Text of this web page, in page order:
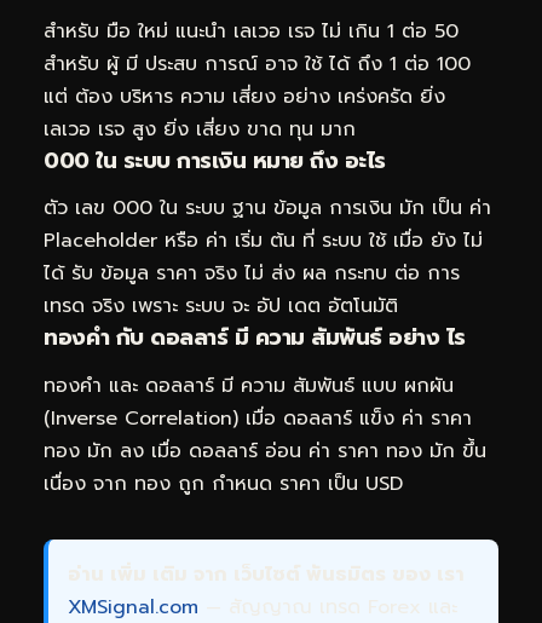
สำหรับ มือ ใหม่ แนะนำ เลเวอ เรจ ไม่ เกิน 1 ต่อ 50
สำหรับ ผู้ มี ประสบ การณ์ อาจ ใช้ ได้ ถึง 1 ต่อ 100
แต่ ต้อง บริหาร ความ เสี่ยง อย่าง เคร่งครัด ยิ่ง
เลเวอ เรจ สูง ยิ่ง เสี่ยง ขาด ทุน มาก
000 ใน ระบบ การเงิน หมาย ถึง อะไร
ตัว เลข 000 ใน ระบบ ฐาน ข้อมูล การเงิน มัก เป็น ค่า
Placeholder หรือ ค่า เริ่ม ต้น ที่ ระบบ ใช้ เมื่อ ยัง ไม่
ได้ รับ ข้อมูล ราคา จริง ไม่ ส่ง ผล กระทบ ต่อ การ
เทรด จริง เพราะ ระบบ จะ อัป เดต อัตโนมัติ
ทองคำ กับ ดอลลาร์ มี ความ สัมพันธ์ อย่าง ไร
ทองคำ และ ดอลลาร์ มี ความ สัมพันธ์ แบบ ผกผัน
(Inverse Correlation) เมื่อ ดอลลาร์ แข็ง ค่า ราคา
ทอง มัก ลง เมื่อ ดอลลาร์ อ่อน ค่า ราคา ทอง มัก ขึ้น
เนื่อง จาก ทอง ถูก กำหนด ราคา เป็น USD
อ่าน เพิ่ม เติม จาก เว็บไซต์ พันธมิตร ของ เรา
XMSignal.com — สัญญาณ เทรด Forex และ